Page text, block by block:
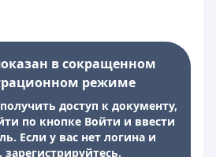
в сокращенном
режиме
доступ к документу,
по кнопке Войти и ввести
Если у вас нет логина и
зарегистрируйтесь.